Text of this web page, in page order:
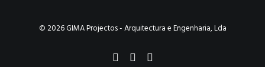
© 2026 GIMA Projectos - Arquitectura e Engenharia, Lda